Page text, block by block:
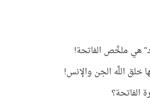
هي ملخَّص الفاتحة!
خلق اللَّه الجن والإنس!
الفاتحة؟